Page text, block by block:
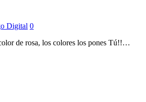
Digital 0
de rosa, los colores los pones Tú!!…